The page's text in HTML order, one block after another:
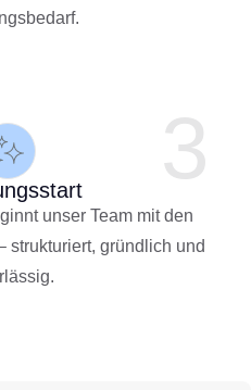
unser Team mit den
strukturiert, gründlich und
3